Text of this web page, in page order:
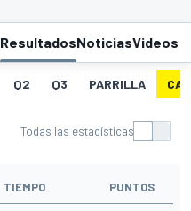
ResultadosNoticiasVideos
Q2 Q3 PARRILLA
Todas las estadísticas
TIEMPO PUNTOS